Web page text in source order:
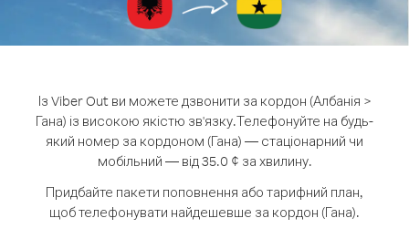
Із Viber Out ви можете дзвонити за кордон (Албанія >
Гана) із високою якістю зв'язку.Телефонуйте на будь-
який номер за кордоном (Гана) — стаціонарний чи
мобільний — від 35.0 ¢ за хвилину.
Придбайте пакети поповнення або тарифний план,
щоб телефонувати найдешевше за кордон (Гана).